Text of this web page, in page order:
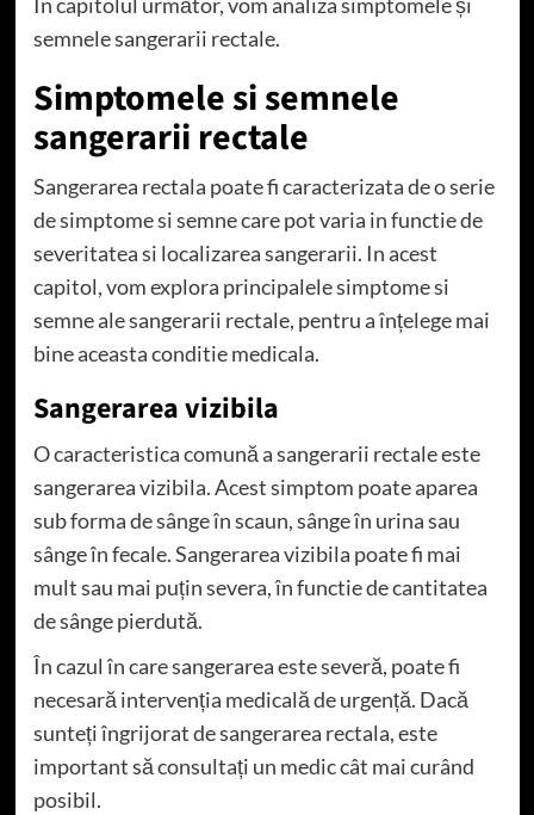
semnele sangerarii rectale.
Simptomele si semnele
sangerarii rectale
Sangerarea rectala poate fi caracterizata de o serie
de simptome si semne care pot varia in functie de
severitatea si localizarea sangerarii. In acest
capitol, vom explora principalele simptome si
semne ale sangerarii rectale, pentru a înțelege mai
bine aceasta conditie medicala.
Sangerarea vizibila
O caracteristica comună a sangerarii rectale este
sangerarea vizibila. Acest simptom poate aparea
sub forma de sânge în scaun, sânge în urina sau
sânge în fecale. Sangerarea vizibila poate fi mai
mult sau mai puțin severa, în functie de cantitatea
de sânge pierdută.
În cazul în care sangerarea este severă, poate fi
necesară intervenția medicală de urgență. Dacă
sunteți îngrijorat de sangerarea rectala, este
important să consultați un medic cât mai curând
posibil.